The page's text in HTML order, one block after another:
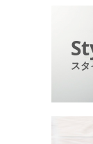
ス